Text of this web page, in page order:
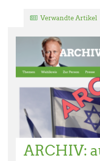
Verwandte Artikel
ARCHIV: